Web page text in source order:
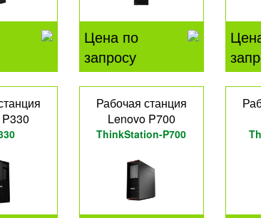
Цена по
запросу
Рабочая станция
Lenovo P700
ThinkStation-P700